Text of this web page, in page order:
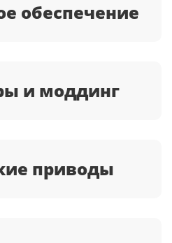
обеспечение
и моддинг
приводы